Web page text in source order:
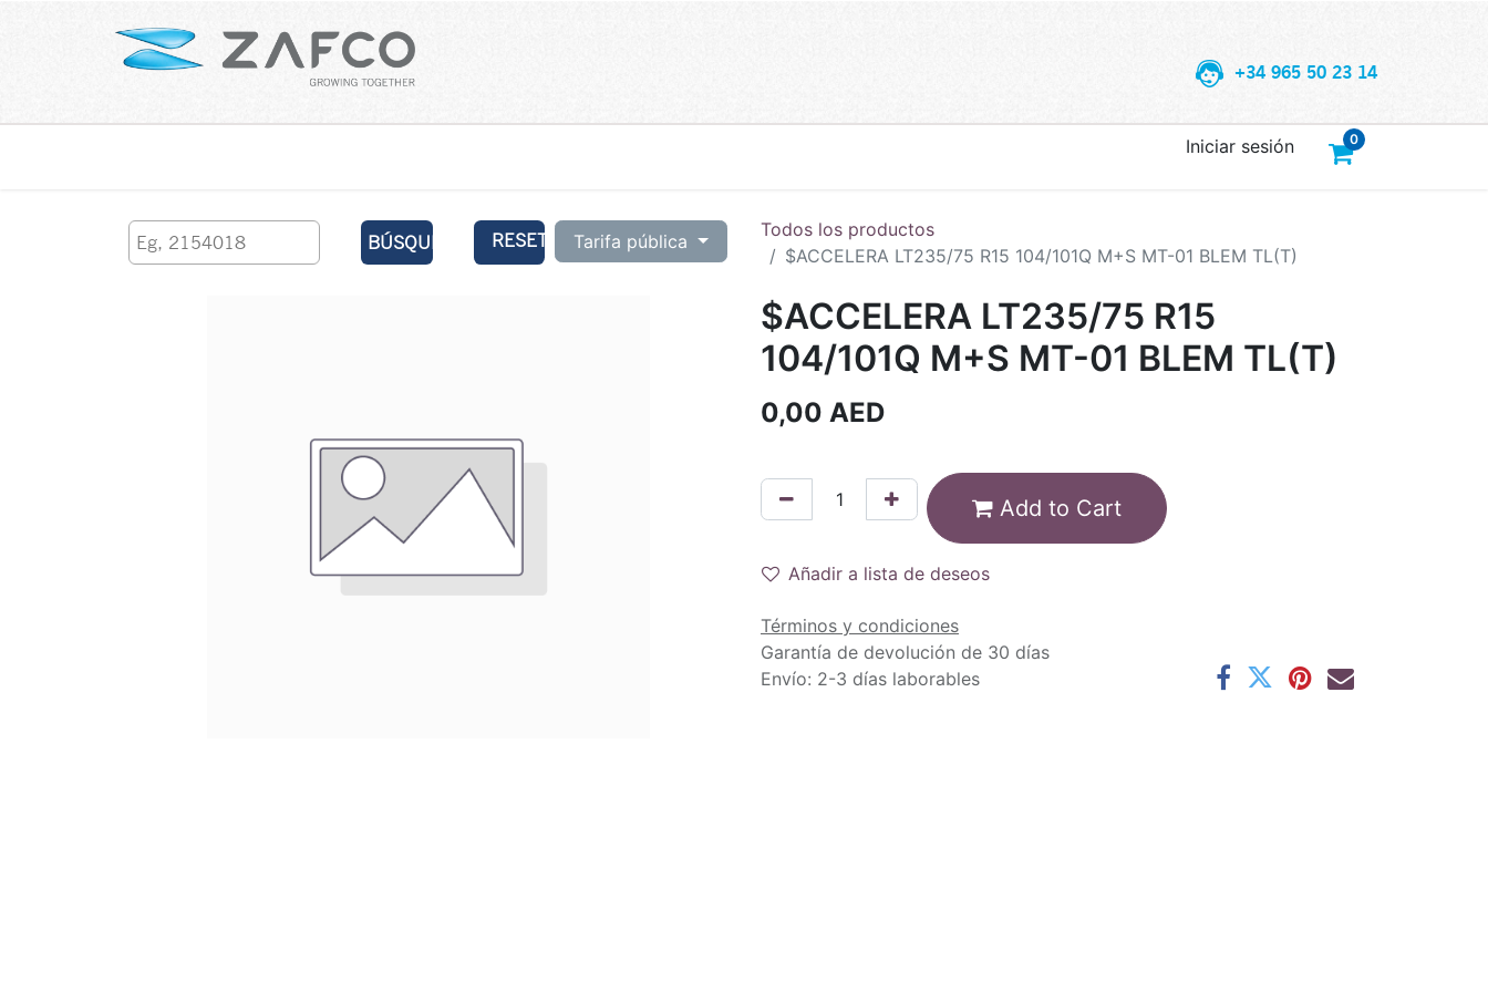
+34 965 50 23 14
0
Iniciar sesión
BÚSQUEDA RESET Tarifa pública
Todos los productos
$ACCELERA LT235/75 R15 104/101Q M+S MT-01 BLEM TL(T)
$ACCELERA LT235/75 R15
104/101Q M+S MT-01 BLEM TL(T)
0,00 AED
Add to Cart
Añadir a lista de deseos
Términos y condiciones
Garantía de devolución de 30 días
Envío: 2-3 días laborables